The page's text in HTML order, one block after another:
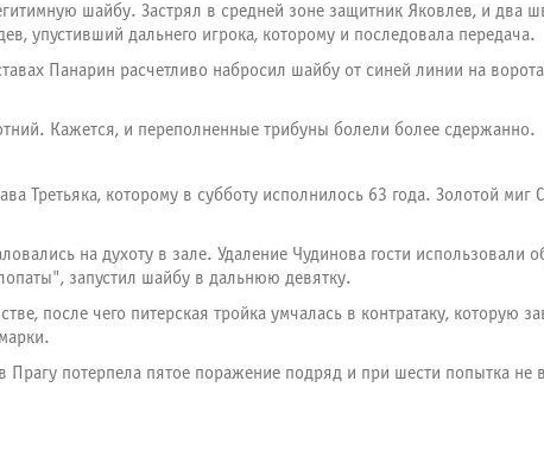
шайбу. Застрял в средней зоне защитник Яковлев, и два
упустивший дальнего игрока, которому и последовала передача.
Панарин расчетливо набросил шайбу от синей линии на
Кажется, и переполненные трибуны болели более сдержанно.
Третьяка, которому в субботу исполнилось 63 года. Золотой миг
на духоту в зале. Удаление Чудинова гости использовали
запустил шайбу в дальнюю девятку.
после чего питерская тройка умчалась в контратаку, которую
потерпела пятое поражение подряд и при шести попытка не